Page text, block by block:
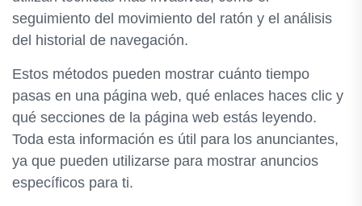
seguimiento del movimiento del ratón y el análisis
del historial de navegación.
Estos métodos pueden mostrar cuánto tiempo
pasas en una página web, qué enlaces haces clic y
qué secciones de la página web estás leyendo.
Toda esta información es útil para los anunciantes,
ya que pueden utilizarse para mostrar anuncios
específicos para ti.